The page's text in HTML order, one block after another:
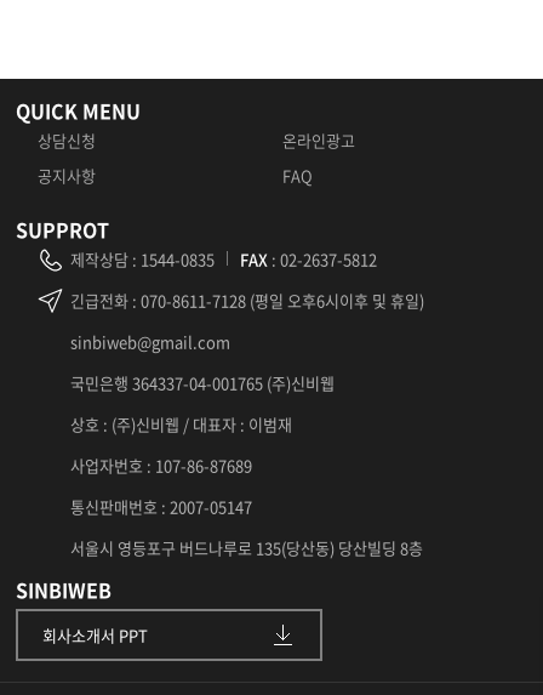
QUICK MENU
상담신청
온라인광고
공지사항
FAQ
SUPPROT
제작상담 : 1544-0835 FAX : 02-2637-5812
긴급전화 : 070-8611-7128 (평일 오후6시이후 및 휴일)
sinbiweb@gmail.com
국민은행 364337-04-001765 (주)신비웹
상호 : (주)신비웹 / 대표자 : 이범재
사업자번호 : 107-86-87689
통신판매번호 : 2007-05147
서울시 영등포구 버드나루로 135(당산동) 당산빌딩 8층
SINBIWEB
회사소개서 PPT